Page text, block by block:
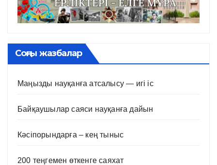
Соңғы жазбалар
Маңызды науқанға атсалысу — игі іс
Байқаушылар саяси науқанға дайын
Кәсіпорындарға – кең тыныс
200 теңгемен өткенге саяхат